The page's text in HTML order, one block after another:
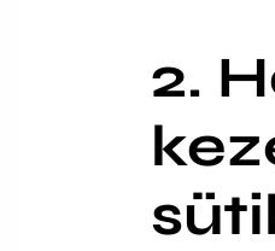
2.